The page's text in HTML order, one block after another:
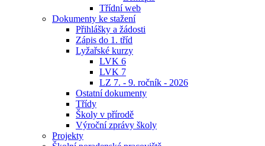
Třídní web
Dokumenty ke stažení
Přihlášky a žádosti
Zápis do 1. tříd
Lyžařské kurzy
LVK 6
LVK 7
LZ 7. - 9. ročník - 2026
Ostatní dokumenty
Třídy
Školy v přírodě
Výroční zprávy školy
Projekty